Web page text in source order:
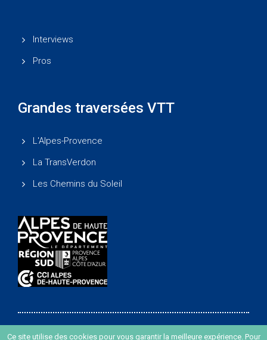
Interviews
Pros
Grandes traversées VTT
L'Alpes-Provence
La TransVerdon
Les Chemins du Soleil
Ce site utilise des cookies pour vous garantir la meilleure expérience. Pour